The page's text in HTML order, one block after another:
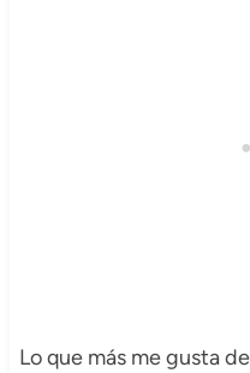
Lo que más me gusta